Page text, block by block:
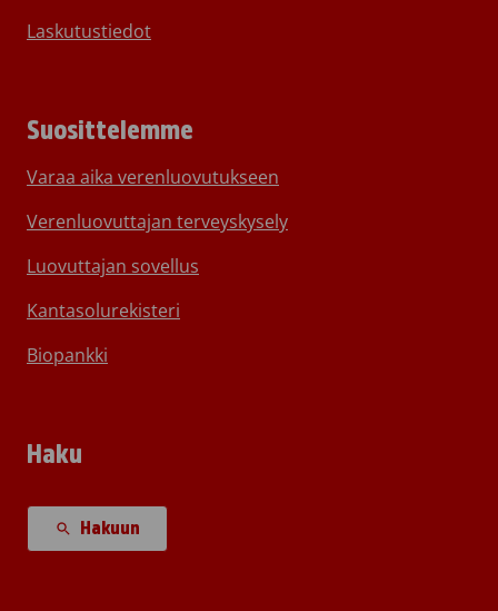
Laskutustiedot
Suosittelemme
Varaa aika verenluovutukseen
Verenluovuttajan terveyskysely
Luovuttajan sovellus
Kantasolurekisteri
Biopankki
Haku
Hakuun